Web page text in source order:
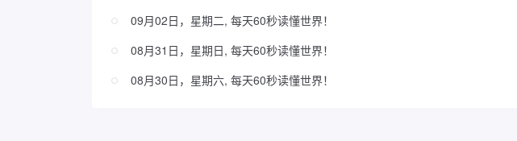
09月02日，星期二, 每天60秒读懂世界！
08月31日，星期日, 每天60秒读懂世界！
08月30日，星期六, 每天60秒读懂世界！